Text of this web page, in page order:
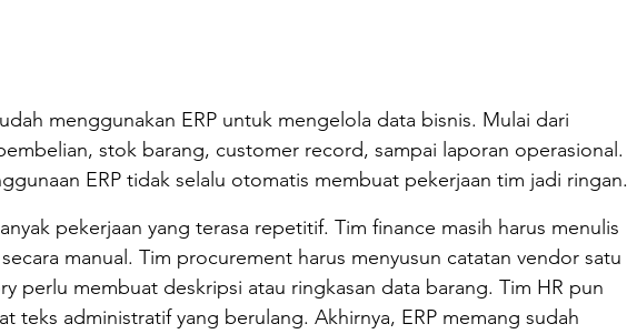
menggunakan ERP untuk mengelola data bisnis. Mulai dari
stok barang, customer record, sampai laporan operasional.
ERP tidak selalu otomatis membuat pekerjaan tim jadi ringan.
pekerjaan yang terasa repetitif. Tim finance masih harus menulis
manual. Tim procurement harus menyusun catatan vendor satu
perlu membuat deskripsi atau ringkasan data barang. Tim HR pun
teks administratif yang berulang. Akhirnya, ERP memang sudah